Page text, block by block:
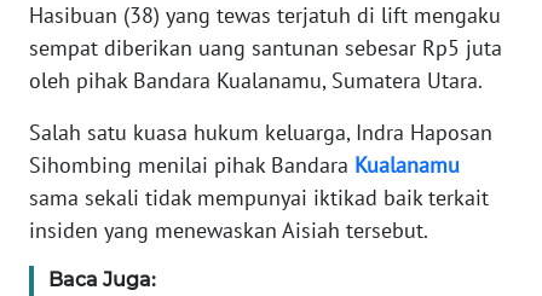
Hasibuan (38) yang tewas terjatuh di lift mengaku
sempat diberikan uang santunan sebesar Rp5 juta
oleh pihak Bandara Kualanamu, Sumatera Utara.
Salah satu kuasa hukum keluarga, Indra Haposan
Sihombing menilai pihak Bandara Kualanamu
sama sekali tidak mempunyai iktikad baik terkait
insiden yang menewaskan Aisiah tersebut.
Baca Juga:
INDEKS
BERITA
KONTAK
KAMI
INFO
IKLAN